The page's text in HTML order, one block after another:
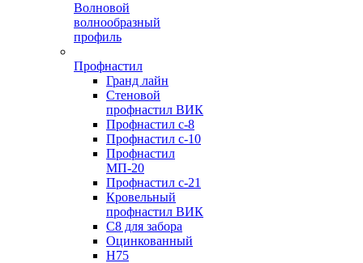
Волновой
волнообразный
профиль
Профнастил
Гранд лайн
Стеновой
профнастил ВИК
Профнастил с-8
Профнастил с-10
Профнастил
МП-20
Профнастил с-21
Кровельный
профнастил ВИК
С8 для забора
Оцинкованный
Н75